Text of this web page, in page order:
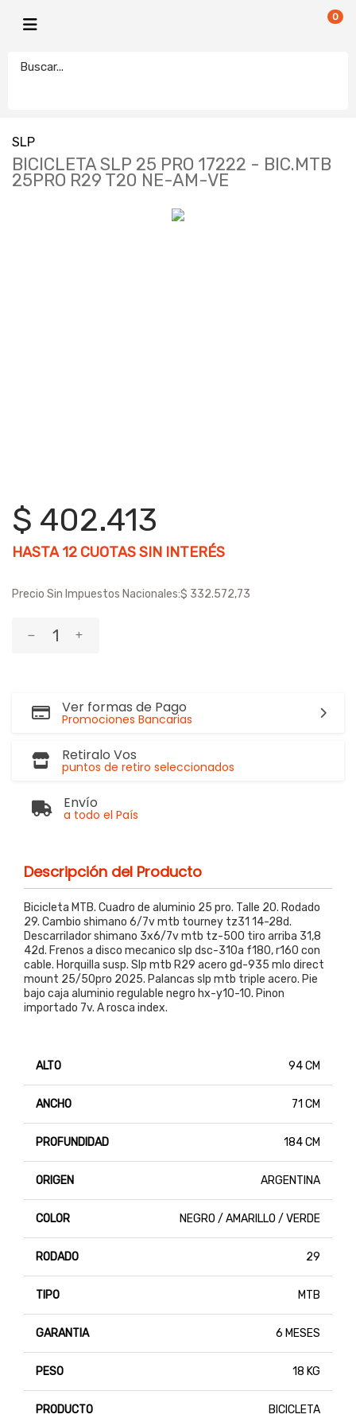
0
SLP
BICICLETA SLP 25 PRO 17222 - BIC.MTB
25PRO R29 T20 NE-AM-VE
$ 402.413
HASTA12 CUOTAS SIN INTERÉS
Precio Sin Impuestos Nacionales:$ 332.572,73
Ver formas de Pago
Promociones Bancarias
Retiralo Vos
puntos de retiro seleccionados
Envío
a todo el País
Descripción del Producto
Bicicleta MTB. Cuadro de aluminio 25 pro. Talle 20. Rodado
29. Cambio shimano 6/7v mtb tourney tz31 14-28d.
Descarrilador shimano 3x6/7v mtb tz-500 tiro arriba 31,8
42d. Frenos a disco mecanico slp dsc-310a f180, r160 con
cable. Horquilla susp. Slp mtb R29 acero gd-935 mlo direct
mount 25/50pro 2025. Palancas slp mtb triple acero. Pie
bajo caja aluminio regulable negro hx-y10-10. Pinon
importado 7v. A rosca index.
ALTO 94 CM
ANCHO 71 CM
PROFUNDIDAD 184 CM
ORIGEN ARGENTINA
COLOR NEGRO / AMARILLO / VERDE
RODADO 29
TIPO MTB
GARANTIA 6 MESES
PESO 18 KG
PRODUCTO BICICLETA